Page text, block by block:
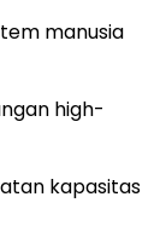
manusia
high-
kapasitas